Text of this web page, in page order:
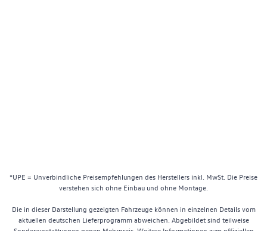
*UPE = Unverbindliche Preisempfehlungen des Herstellers inkl. MwSt. Die Preise
verstehen sich ohne Einbau und ohne Montage.
Die in dieser Darstellung gezeigten Fahrzeuge können in einzelnen Details vom
aktuellen deutschen Lieferprogramm abweichen. Abgebildet sind teilweise